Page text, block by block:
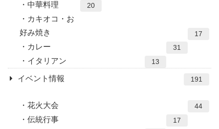
中華料理 20
カキオコ・お
好み焼き
17
カレー 31
イタリアン 13
イベント情報 191
花火大会 44
伝統行事 17